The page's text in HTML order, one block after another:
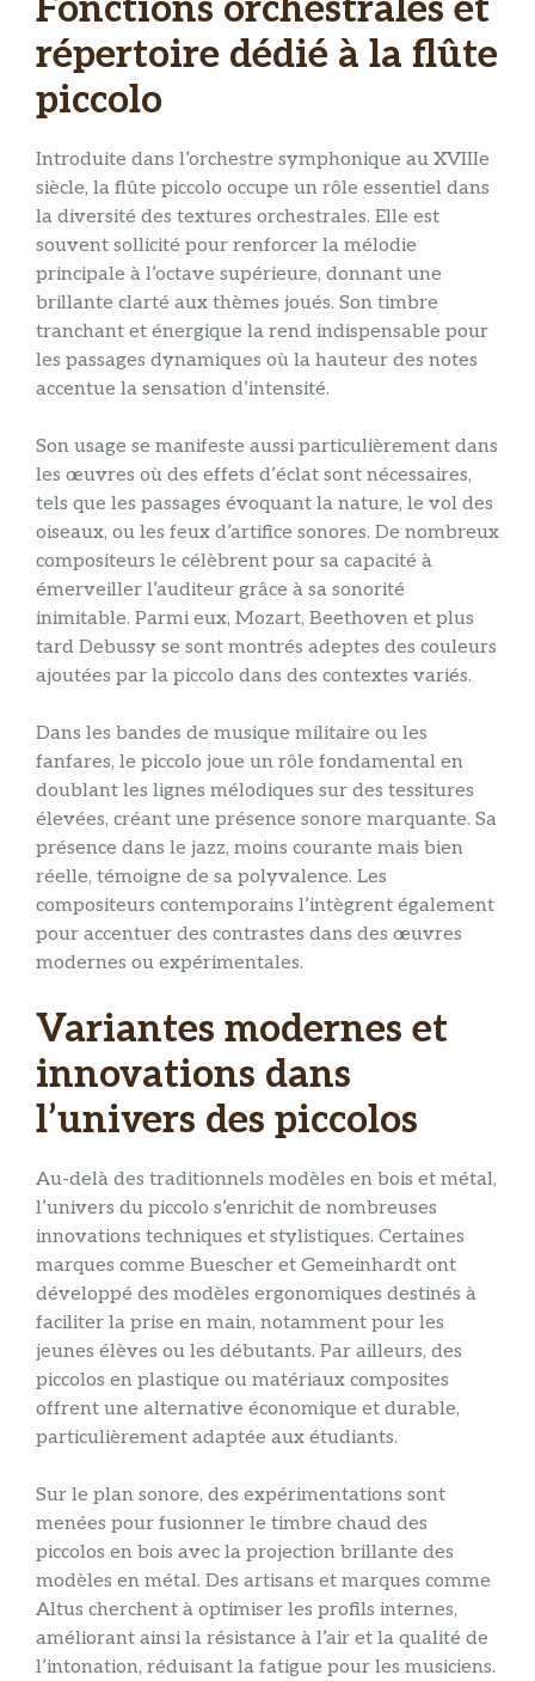
Fonctions orchestrales et
répertoire dédié à la flûte
piccolo
Introduite dans l’orchestre symphonique au XVIIIe
siècle, la flûte piccolo occupe un rôle essentiel dans
la diversité des textures orchestrales. Elle est
souvent sollicité pour renforcer la mélodie
principale à l’octave supérieure, donnant une
brillante clarté aux thèmes joués. Son timbre
tranchant et énergique la rend indispensable pour
les passages dynamiques où la hauteur des notes
accentue la sensation d’intensité.
Son usage se manifeste aussi particulièrement dans
les œuvres où des effets d’éclat sont nécessaires,
tels que les passages évoquant la nature, le vol des
oiseaux, ou les feux d’artifice sonores. De nombreux
compositeurs le célèbrent pour sa capacité à
émerveiller l’auditeur grâce à sa sonorité
inimitable. Parmi eux, Mozart, Beethoven et plus
tard Debussy se sont montrés adeptes des couleurs
ajoutées par la piccolo dans des contextes variés.
Dans les bandes de musique militaire ou les
fanfares, le piccolo joue un rôle fondamental en
doublant les lignes mélodiques sur des tessitures
élevées, créant une présence sonore marquante. Sa
présence dans le jazz, moins courante mais bien
réelle, témoigne de sa polyvalence. Les
compositeurs contemporains l’intègrent également
pour accentuer des contrastes dans des œuvres
modernes ou expérimentales.
Variantes modernes et
innovations dans
l’univers des piccolos
Au-delà des traditionnels modèles en bois et métal,
l’univers du piccolo s’enrichit de nombreuses
innovations techniques et stylistiques. Certaines
marques comme Buescher et Gemeinhardt ont
développé des modèles ergonomiques destinés à
faciliter la prise en main, notamment pour les
jeunes élèves ou les débutants. Par ailleurs, des
piccolos en plastique ou matériaux composites
offrent une alternative économique et durable,
particulièrement adaptée aux étudiants.
Sur le plan sonore, des expérimentations sont
menées pour fusionner le timbre chaud des
piccolos en bois avec la projection brillante des
modèles en métal. Des artisans et marques comme
Altus cherchent à optimiser les profils internes,
améliorant ainsi la résistance à l’air et la qualité de
l’intonation, réduisant la fatigue pour les musiciens.